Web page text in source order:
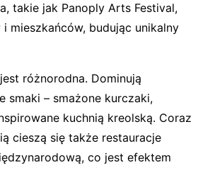
takie jak Panoply Arts Festival,
mieszkańców, budując unikalny
różnorodna. Dominują
smaki – smażone kurczaki,
kuchnią kreolską. Coraz
cieszą się także restauracje
co jest efektem